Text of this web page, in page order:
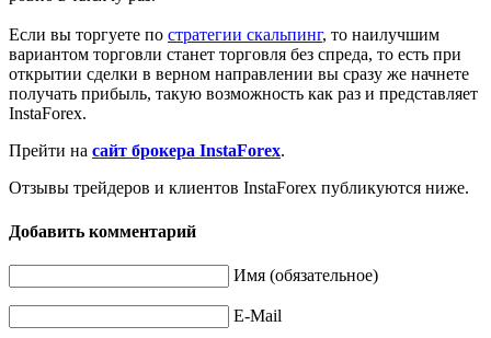
Если вы торгуете по стратегии скальпинг, то наилучшим
вариантом торговли станет торговля без спреда, то есть при
открытии сделки в верном направлении вы сразу же начнете
получать прибыль, такую возможность как раз и представляет
InstaForex.
Прейти на сайт брокера InstaForex.
Отзывы трейдеров и клиентов InstaForex публикуются ниже.
Добавить комментарий
Имя (обязательное)
E-Mail